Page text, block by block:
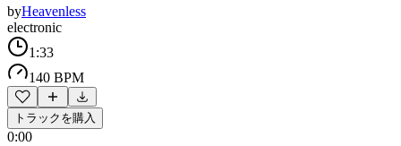
byHeavenless
electronic
1:33
140 BPM
トラックを購入
0:00